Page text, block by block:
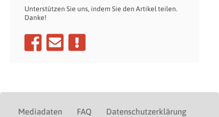
Unterstützen Sie uns, indem Sie den Artikel teilen.
Danke!
Mediadaten FAQ
Datenschutzerklärung